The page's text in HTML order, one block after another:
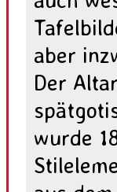
aber
Der
wurde